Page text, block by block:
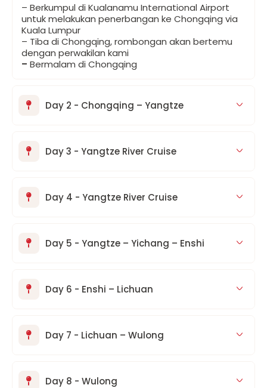
– Berkumpul di Kualanamu International Airport
untuk melakukan penerbangan ke Chongqing via
Kuala Lumpur
– Tiba di Chongqing, rombongan akan bertemu
dengan perwakilan kami
– Bermalam di Chongqing
Day 2 - Chongqing – Yangtze
Day 3 - Yangtze River Cruise
Day 4 - Yangtze River Cruise
Day 5 - Yangtze – Yichang – Enshi
Day 6 - Enshi – Lichuan
Day 7 - Lichuan – Wulong
Day 8 - Wulong